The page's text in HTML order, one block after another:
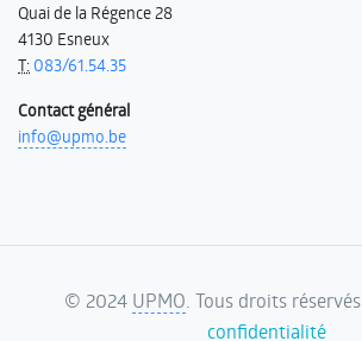
Quai de la Régence 28
4130 Esneux
T: 083/61.54.35
Contact général
info@upmo.be
© 2024 UPMO . Tous droits réservés.
confidentialité